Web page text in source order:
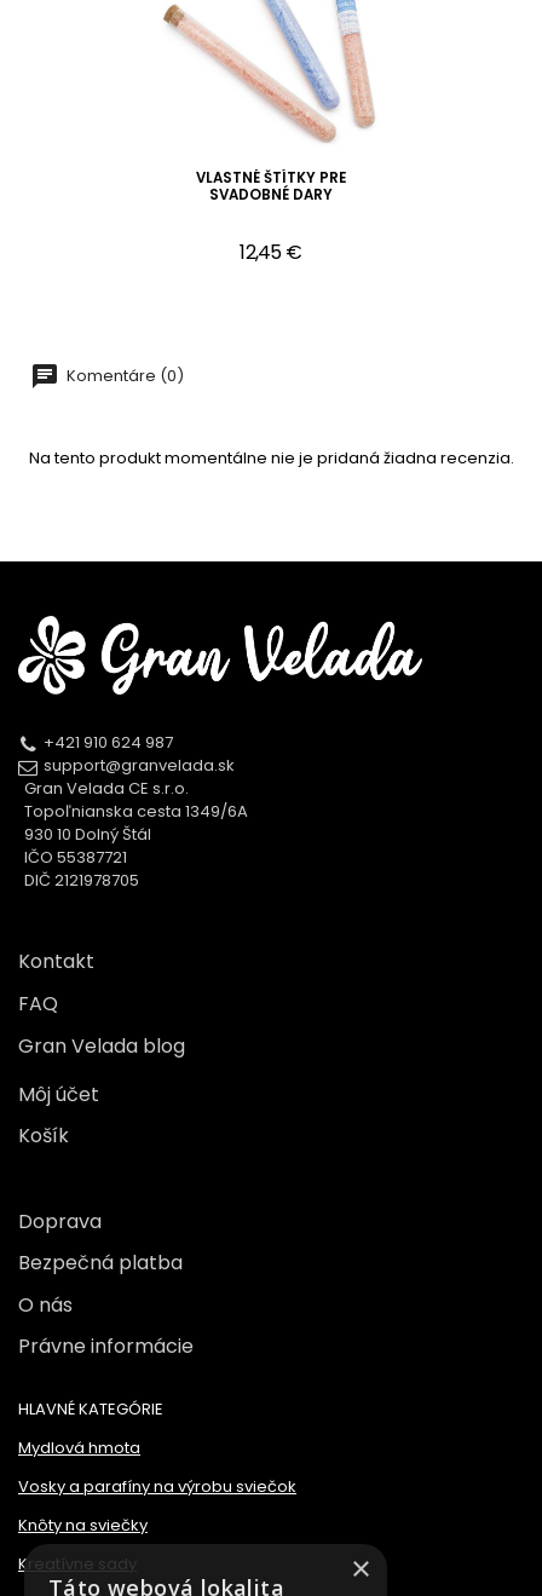
VLASTNÉ ŠTÍTKY PRE
SVADOBNÉ DARY
12,45 €
Komentáre (0)
Na tento produkt momentálne nie je pridaná žiadna recenzia.
+421 910 624 987
support@granvelada.sk
Gran Velada CE s.r.o.
Topoľnianska cesta 1349/6A
930 10 Dolný Štál
IČO 55387721
DIČ 2121978705
Kontakt
FAQ
Gran Velada blog
Môj účet
Košík
Doprava
Bezpečná platba
O nás
Právne informácie
HLAVNÉ KATEGÓRIE
Mydlová hmota
Vosky a parafíny na výrobu sviečok
Knôty na sviečky
Kreatívne sady
×
Táto webová lokalita